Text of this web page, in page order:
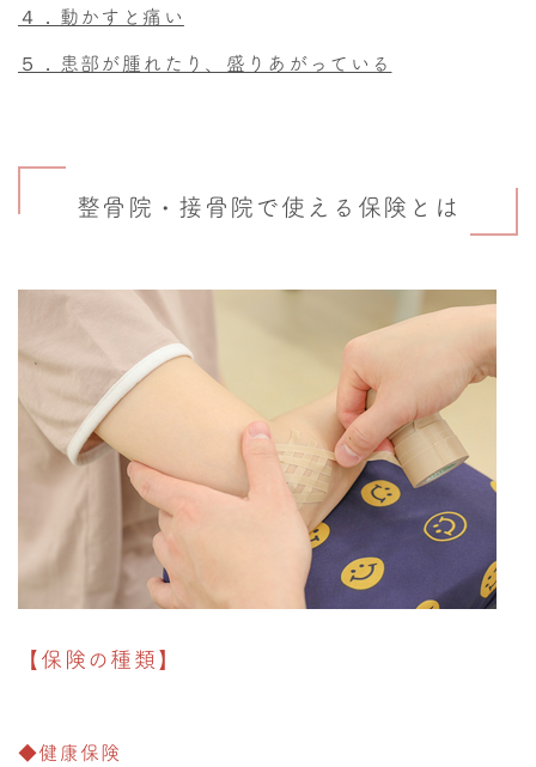
４．動かすと痛い
５．患部が腫れたり、盛りあがっている
整骨院・接骨院で使える保険とは
【保険の種類】
◆健康保険